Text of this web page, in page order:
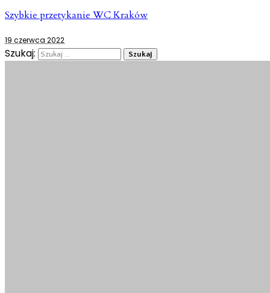
Szybkie przetykanie WC Kraków
19 czerwca 2022
Szukaj: